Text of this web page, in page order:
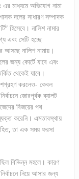
এর মাধ্যমে অভিযোগ নামা
দলের সাধারণ সম্পাদক
হিসেবে। নালিশ নামার
এবং সেটি হচ্ছে
আসছে নালিশ নামায়।
জন্য কোর্টে যাবে এবং
থেকেই যাবে।
করলেও- কেবল
জোরপূর্বক ব্যালট
বিজয়ের পথ
করেনি। এমতাবস্থায়
তা এক সময় ফরসা
ছিল বিভিন্ন মহলে। কারণ
নিয়ে আসার জন্য